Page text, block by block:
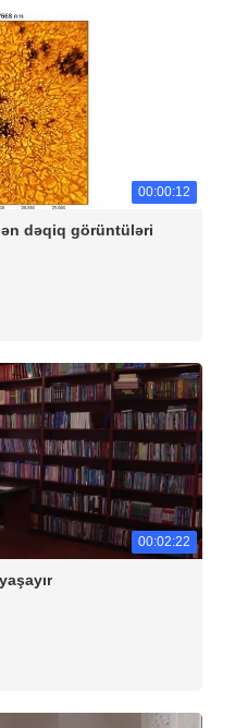
00:00:12
dəqiq görüntüləri
00:02:22